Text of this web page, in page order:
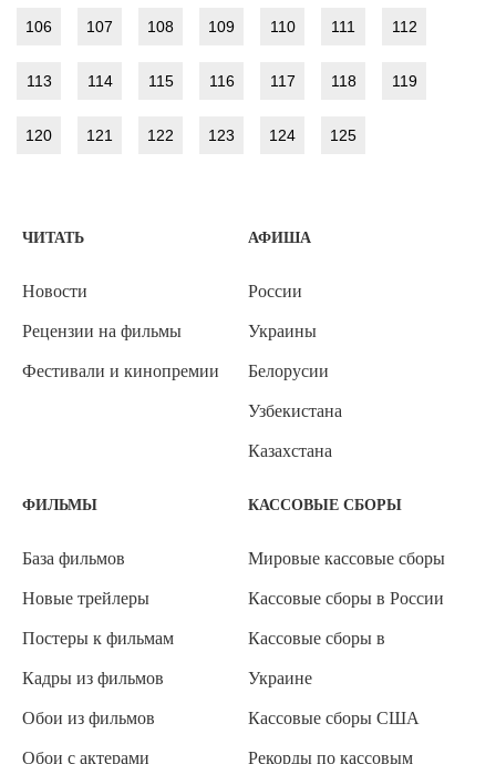
106 107 108 109 110 111 112
113 114 115 116 117 118 119
120 121 122 123 124 125
ЧИТАТЬ
Новости
Рецензии на фильмы
Фестивали и кинопремии
АФИША
России
Украины
Белорусии
Узбекистана
Казахстана
ФИЛЬМЫ
База фильмов
Новые трейлеры
Постеры к фильмам
Кадры из фильмов
Обои из фильмов
Обои с актерами
КАССОВЫЕ СБОРЫ
Мировые кассовые сборы
Кассовые сборы в России
Кассовые сборы в
Украине
Кассовые сборы США
Рекорды по кассовым